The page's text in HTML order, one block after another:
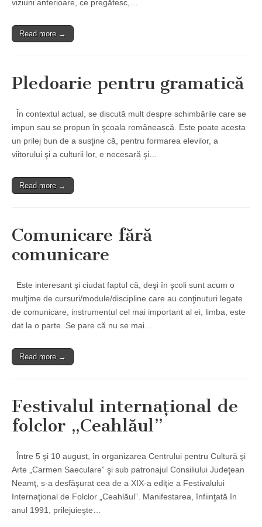
viziuni anterioare, ce pregătesc,…
Read more →
Pledoarie pentru gramatică
În contextul actual, se discută mult despre schimbările care se
impun sau se propun în şcoala românească. Este poate acesta
un prilej bun de a susţine că, pentru formarea elevilor, a
viitorului şi a culturii lor, e necesară şi…
Read more →
Comunicare fără
comunicare
Este interesant şi ciudat faptul că, deşi în şcoli sunt acum o
mulţime de cursuri/module/discipline care au conţinuturi legate
de comunicare, instrumentul cel mai important al ei, limba, este
dat la o parte. Se pare că nu se mai…
Read more →
Festivalul internaţional de
folclor „Ceahlăul”
Între 5 şi 10 august, în organizarea Centrului pentru Cultură şi
Arte „Carmen Saeculare” şi sub patronajul Consiliului Judeţean
Neamţ, s-a desfăşurat cea de a XIX-a ediţie a Festivalului
Internaţional de Folclor „Ceahlăul”. Manifestarea, înfiinţată în
anul 1991, prilejuieşte…